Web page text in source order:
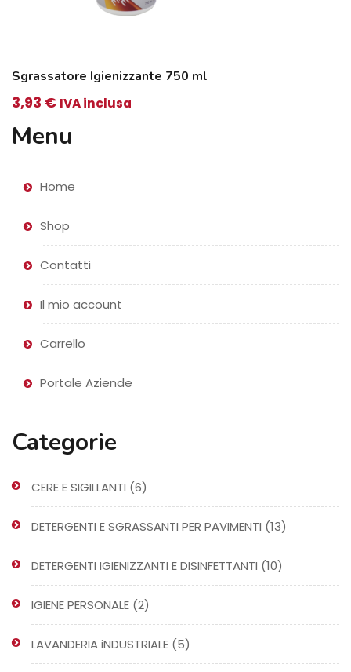
Menu
Home
Shop
Contatti
Il mio account
Carrello
Portale Aziende
Categorie
CERE E SIGILLANTI 66
prodotti
DETERGENTI E SGRASSANTI PER PAVIMENTI 1313
prodotti
DETERGENTI IGIENIZZANTI E DISINFETTANTI 1010
prodotti
IGIENE PERSONALE 22
prodotti
LAVANDERIA iNDUSTRIALE 55
prodotti
Sgrassatore Igienizzante 750 ml
3,93 € IVA inclusa